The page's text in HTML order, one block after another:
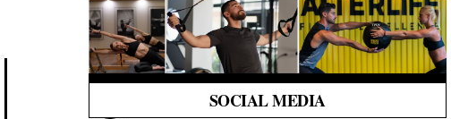
SOCIAL MEDIA